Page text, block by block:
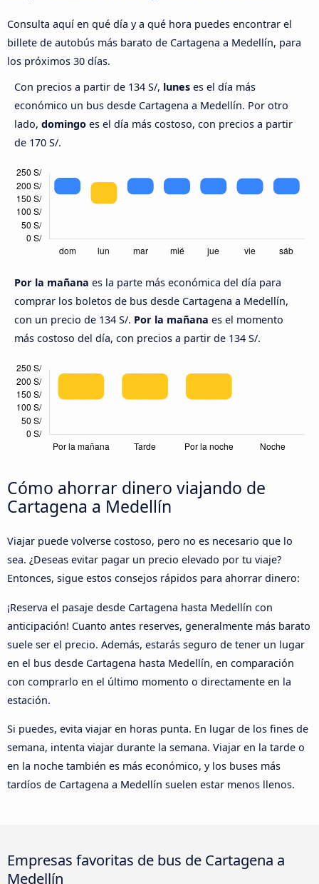
Consulta aquí en qué día y a qué hora puedes encontrar el
billete de autobús más barato de Cartagena a Medellín, para
los próximos 30 días.
Con precios a partir de 134 S/, lunes es el día más
económico un bus desde Cartagena a Medellín. Por otro
lado, domingo es el día más costoso, con precios a partir
de 170 S/.
Por la mañana es la parte más económica del día para
comprar los boletos de bus desde Cartagena a Medellín,
con un precio de 134 S/. Por la mañana es el momento
más costoso del día, con precios a partir de 134 S/.
Cómo ahorrar dinero viajando de
Cartagena a Medellín
Viajar puede volverse costoso, pero no es necesario que lo
sea. ¿Deseas evitar pagar un precio elevado por tu viaje?
Entonces, sigue estos consejos rápidos para ahorrar dinero:
¡Reserva el pasaje desde Cartagena hasta Medellín con
anticipación! Cuanto antes reserves, generalmente más barato
suele ser el precio. Además, estarás seguro de tener un lugar
en el bus desde Cartagena hasta Medellín, en comparación
con comprarlo en el último momento o directamente en la
estación.
Si puedes, evita viajar en horas punta. En lugar de los fines de
semana, intenta viajar durante la semana. Viajar en la tarde o
en la noche también es más económico, y los buses más
tardíos de Cartagena a Medellín suelen estar menos llenos.
Empresas favoritas de bus de Cartagena a
Medellín